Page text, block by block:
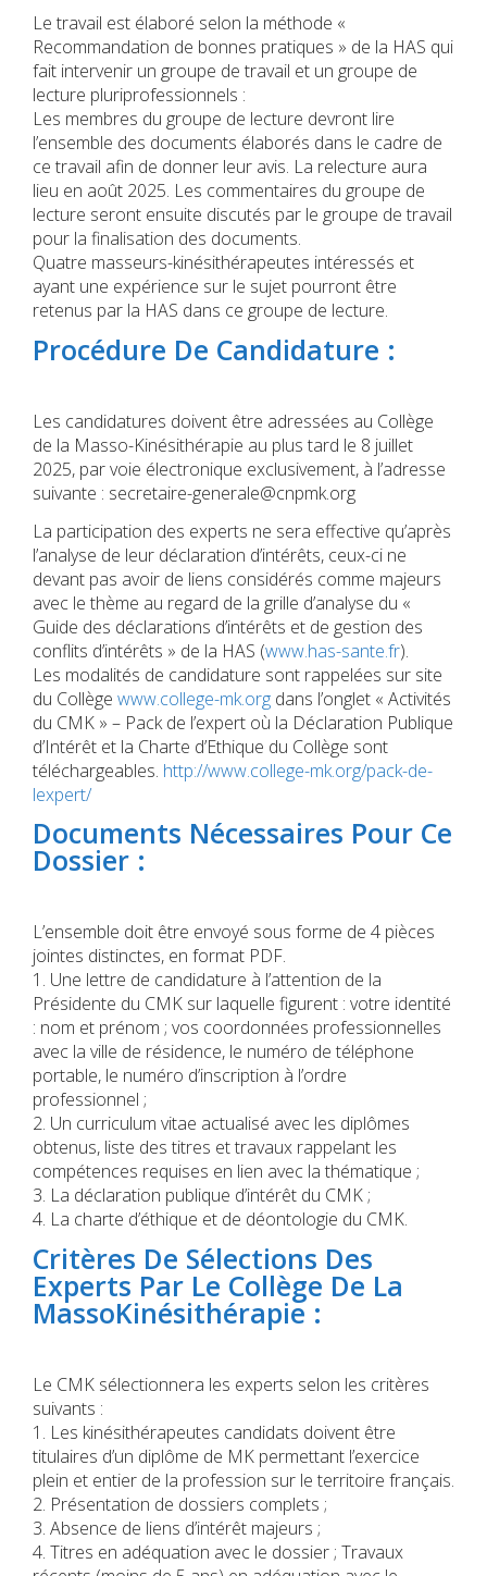
Le travail est élaboré selon la méthode «
Recommandation de bonnes pratiques » de la HAS qui
fait intervenir un groupe de travail et un groupe de
lecture pluriprofessionnels :
Les membres du groupe de lecture devront lire
l’ensemble des documents élaborés dans le cadre de
ce travail afin de donner leur avis. La relecture aura
lieu en août 2025. Les commentaires du groupe de
lecture seront ensuite discutés par le groupe de travail
pour la finalisation des documents.
Quatre masseurs-kinésithérapeutes intéressés et
ayant une expérience sur le sujet pourront être
retenus par la HAS dans ce groupe de lecture.
Procédure De Candidature :
Les candidatures doivent être adressées au Collège
de la Masso-Kinésithérapie au plus tard le 8 juillet
2025, par voie électronique exclusivement, à l’adresse
suivante : secretaire-generale@cnpmk.org
La participation des experts ne sera effective qu’après
l’analyse de leur déclaration d’intérêts, ceux-ci ne
devant pas avoir de liens considérés comme majeurs
avec le thème au regard de la grille d’analyse du «
Guide des déclarations d’intérêts et de gestion des
conflits d’intérêts » de la HAS (www.has-sante.fr).
Les modalités de candidature sont rappelées sur site
du Collège www.college-mk.org dans l’onglet « Activités
du CMK » – Pack de l’expert où la Déclaration Publique
d’Intérêt et la Charte d’Ethique du Collège sont
téléchargeables. http://www.college-mk.org/pack-de-
lexpert/
Documents Nécessaires Pour Ce
Dossier :
L’ensemble doit être envoyé sous forme de 4 pièces
jointes distinctes, en format PDF.
1. Une lettre de candidature à l’attention de la
Présidente du CMK sur laquelle figurent : votre identité
: nom et prénom ; vos coordonnées professionnelles
avec la ville de résidence, le numéro de téléphone
portable, le numéro d’inscription à l’ordre
professionnel ;
2. Un curriculum vitae actualisé avec les diplômes
obtenus, liste des titres et travaux rappelant les
compétences requises en lien avec la thématique ;
3. La déclaration publique d’intérêt du CMK ;
4. La charte d’éthique et de déontologie du CMK.
Critères De Sélections Des
Experts Par Le Collège De La
MassoKinésithérapie :
Le CMK sélectionnera les experts selon les critères
suivants :
1. Les kinésithérapeutes candidats doivent être
titulaires d’un diplôme de MK permettant l’exercice
plein et entier de la profession sur le territoire français.
2. Présentation de dossiers complets ;
3. Absence de liens d’intérêt majeurs ;
4. Titres en adéquation avec le dossier ; Travaux